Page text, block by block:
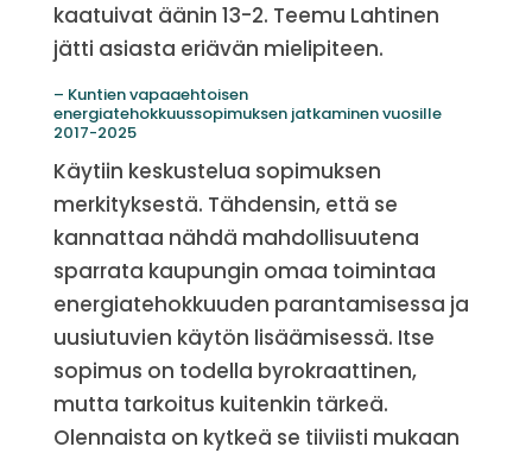
kaatuivat äänin 13-2. Teemu Lahtinen
jätti asiasta eriävän mielipiteen.
– Kuntien vapaaehtoisen
energiatehokkuussopimuksen jatkaminen vuosille
2017-2025
Käytiin keskustelua sopimuksen
merkityksestä. Tähdensin, että se
kannattaa nähdä mahdollisuutena
sparrata kaupungin omaa toimintaa
energiatehokkuuden parantamisessa ja
uusiutuvien käytön lisäämisessä. Itse
sopimus on todella byrokraattinen,
mutta tarkoitus kuitenkin tärkeä.
Olennaista on kytkeä se tiiviisti mukaan